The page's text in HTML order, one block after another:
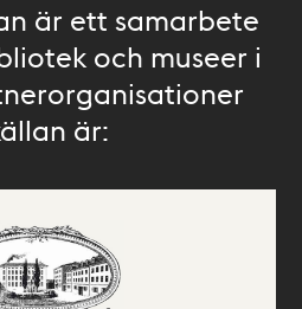
är ett samarbete
och museer i
är: